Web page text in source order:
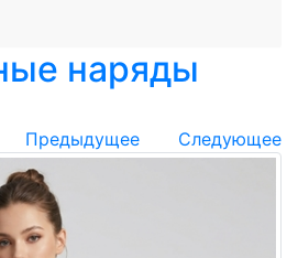
наряды
Предыдущее Следующее